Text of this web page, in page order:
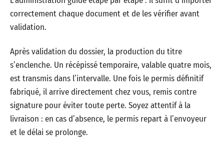
correctement chaque document et de les vérifier avant
validation.
Après validation du dossier, la production du titre
s’enclenche. Un récépissé temporaire, valable quatre mois,
est transmis dans l’intervalle. Une fois le permis définitif
fabriqué, il arrive directement chez vous, remis contre
signature pour éviter toute perte. Soyez attentif à la
livraison : en cas d’absence, le permis repart à l’envoyeur
et le délai se prolonge.